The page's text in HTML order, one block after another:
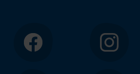
Facebook Instagram